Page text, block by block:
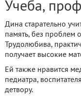
Учеба,
Дина старательно
память, без проблем
Трудолюбива,
получает высокие
Ей также нравится
педиатра,
детвору.